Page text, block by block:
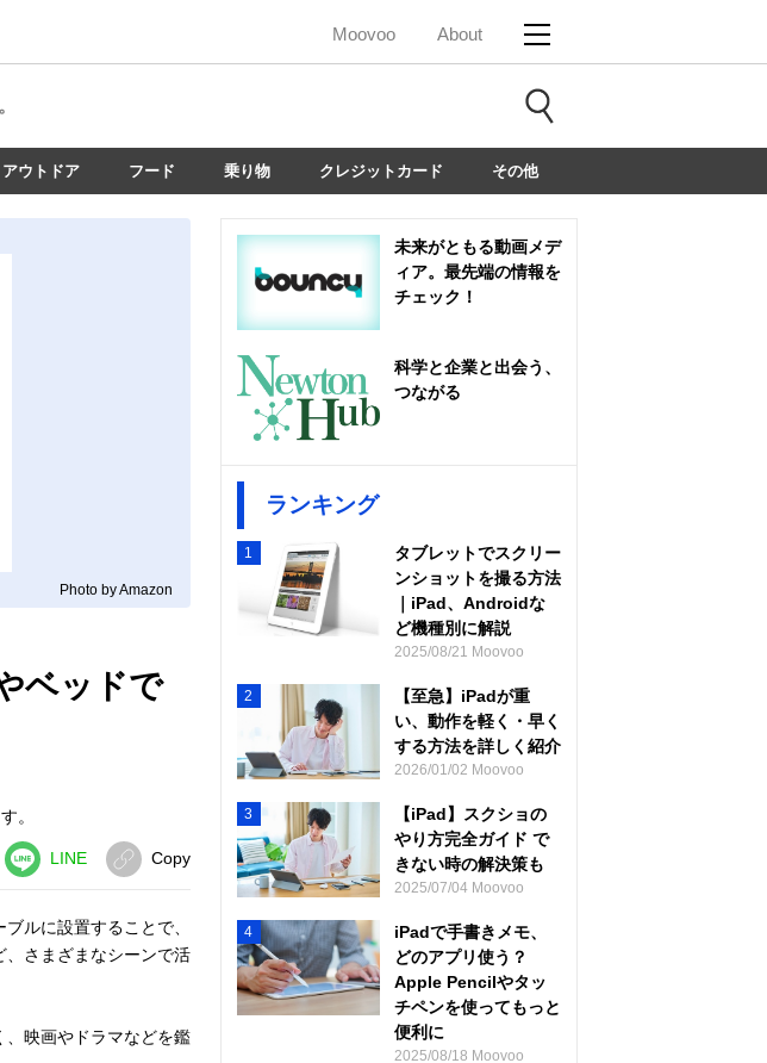
Moovoo About
アウトドア フード 乗り物 クレジットカード その他
Photo by Amazon
ベッドで
。
LINE Copy
ルに設置することで、
、さまざまなシーンで活
映画やドラマなどを鑑
未来がともる動画メデ
ィア。最先端の情報を
チェック！
科学と企業と出会う、
つながる
ランキング
1
タブレットでスクリー
ンショットを撮る方法
｜iPad、Androidな
ど機種別に解説
2025/08/21 Moovoo
2
【至急】iPadが重
い、動作を軽く・早く
する方法を詳しく紹介
2026/01/02 Moovoo
3
【iPad】スクショの
やり方完全ガイド で
きない時の解決策も
2025/07/04 Moovoo
4
iPadで手書きメモ、
どのアプリ使う？
Apple Pencilやタッ
チペンを使ってもっと
便利に
2025/08/18 Moovoo